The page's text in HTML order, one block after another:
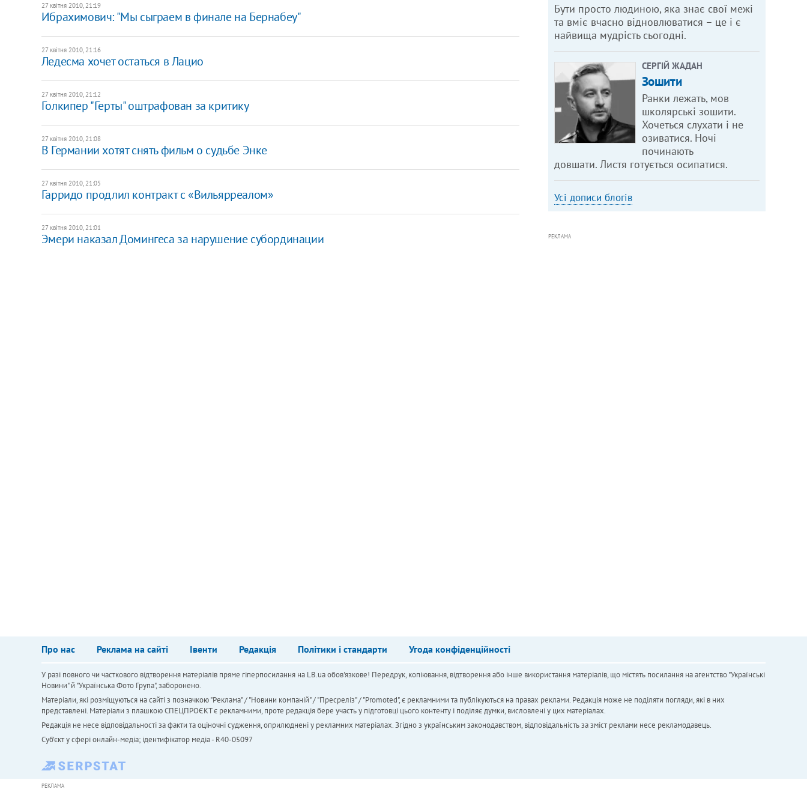
27 квітня 2010, 21:19
Ибрахимович: "Мы сыграем в финале на Бернабеу"
27 квітня 2010, 21:16
Ледесма хочет остаться в Лацио
27 квітня 2010, 21:12
Голкипер "Герты" оштрафован за критику
27 квітня 2010, 21:08
В Германии хотят снять фильм о судьбе Энке
27 квітня 2010, 21:05
Гарридо продлил контракт с «Вильярреалом»
27 квітня 2010, 21:01
Эмери наказал Домингеса за нарушение субординации
Бути просто людиною, яка знає свої межі
та вміє вчасно відновлюватися – це і є
найвища мудрість сьогодні.
СЕРГІЙ ЖАДАН
Зошити
Ранки лежать, мов
школярські зошити.
Хочеться слухати і не
озиватися. Ночі
починають
довшати. Листя готується осипатися.
Усі дописи блогів
РЕКЛАМА
Про нас Реклама на сайті Івенти Редакція Політики і стандарти Угода конфіденційності
У разі повного чи часткового відтворення матеріалів пряме гіперпосилання на LB.ua обов'язкове! Передрук, копіювання, відтворення або інше використання матеріалів, що містять посилання на агентство "Українськi
Новини" й "Українська Фото Група", заборонено.
Матеріали, які розміщуються на сайті з позначкою "Реклама" / "Новини компаній" / "Пресреліз" / "Promoted", є рекламними та публікуються на правах реклами. Редакція може не поділяти погляди, які в них
представлені. Матеріали з плашкою СПЕЦПРОЄКТ є рекламними, проте редакція бере участь у підготовці цього контенту і поділяє думки, висловлені у цих матеріалах.
Редакція не несе відповідальності за факти та оціночні судження, оприлюднені у рекламних матеріалах. Згідно з українським законодавством, відповідальність за зміст реклами несе рекламодавець.
Cуб'єкт у сфері онлайн-медіа; ідентифікатор медіа - R40-05097
РЕКЛАМА